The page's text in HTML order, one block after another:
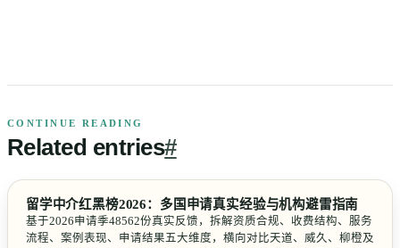
CONTINUE READING
Related entries#
留学中介红黑榜2026：多国申请真实经验与机构避雷指南
基于2026申请季48562份真实反馈，拆解资质合规、收费结构、服务
流程、案例表现、申请结果五大维度，横向对比天道、威久、柳橙及